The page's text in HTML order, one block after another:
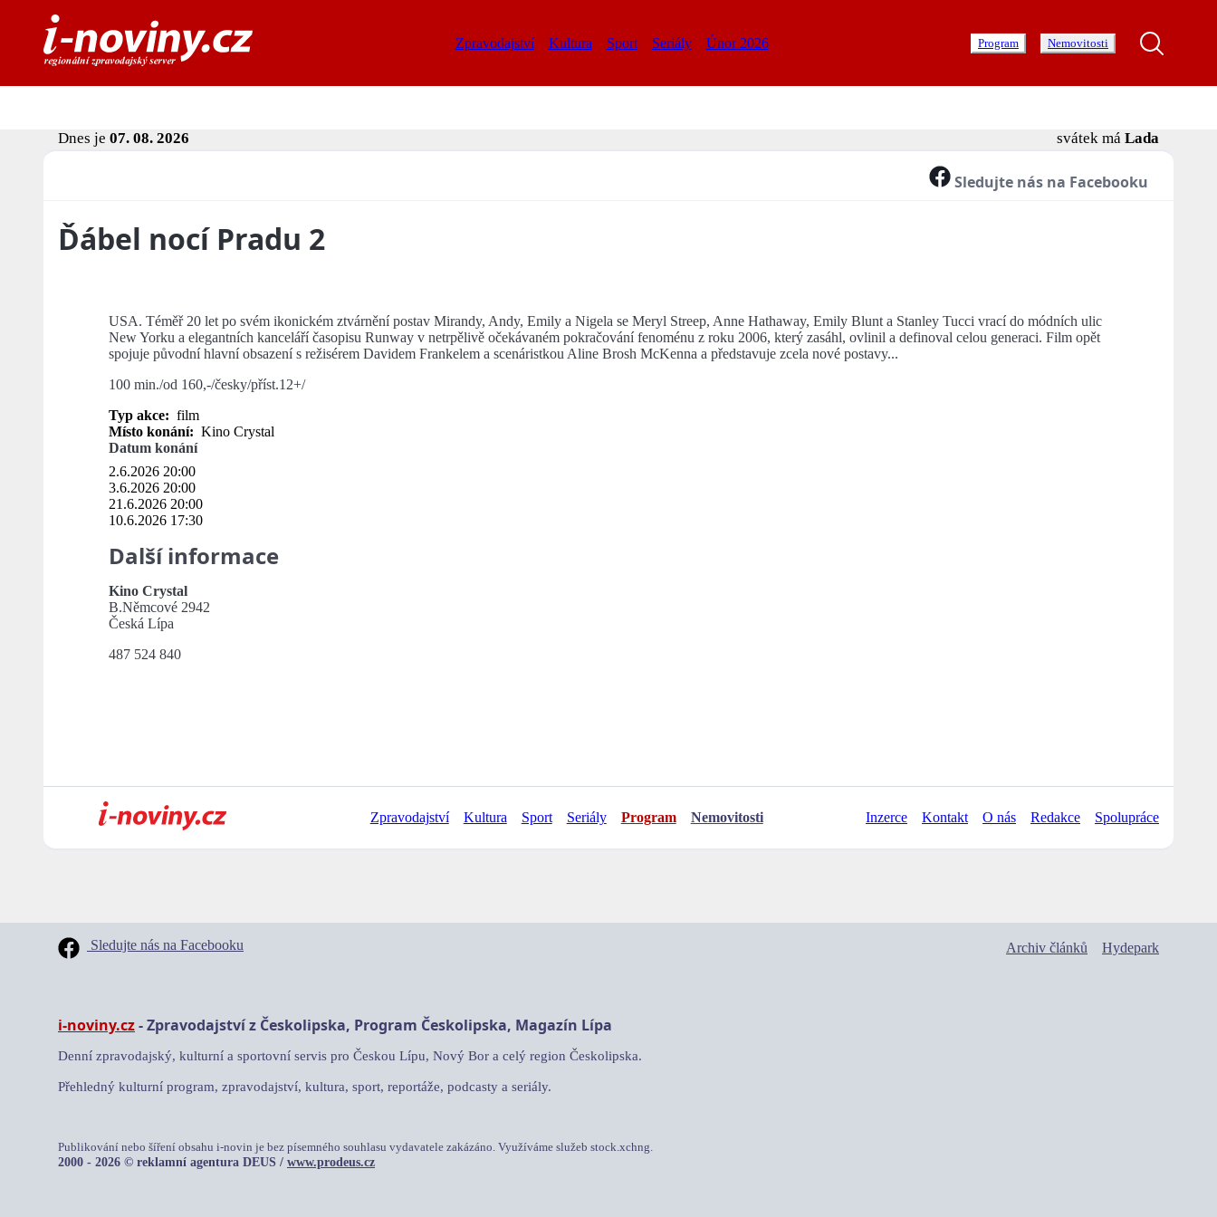
Zpravodajství Kultura Sport Seriály Únor 2026 Program Nemovitosti
Dnes je 07. 08. 2026 svátek má Lada
Sledujte nás na Facebooku
Ďábel nocí Pradu 2
USA. Téměř 20 let po svém ikonickém ztvárnění postav Mirandy, Andy, Emily a Nigela se Meryl Streep, Anne Hathaway, Emily Blunt a Stanley Tucci vrací do módních ulic
New Yorku a elegantních kanceláří časopisu Runway v netrpělivě očekávaném pokračování fenoménu z roku 2006, který zasáhl, ovlinil a definoval celou generaci. Film opět
spojuje původní hlavní obsazení s režisérem Davidem Frankelem a scenáristkou Aline Brosh McKenna a představuje zcela nové postavy...
100 min./od 160,-/česky/příst.12+/
Typ akce: film
Místo konání: Kino Crystal
Datum konání
2.6.2026 20:00
3.6.2026 20:00
21.6.2026 20:00
10.6.2026 17:30
Další informace
Kino Crystal
B.Němcové 2942
Česká Lípa
487 524 840
Zpravodajství Kultura Sport Seriály Program Nemovitosti Inzerce Kontakt O nás Redakce Spolupráce
Sledujte nás na Facebooku Archiv článků Hydepark
i-noviny.cz- Zpravodajství z Českolipska, Program Českolipska, Magazín Lípa
Denní zpravodajský, kulturní a sportovní servis pro Českou Lípu, Nový Bor a celý region Českolipska.
Přehledný kulturní program, zpravodajství, kultura, sport, reportáže, podcasty a seriály.
Publikování nebo šíření obsahu i-novin je bez písemného souhlasu vydavatele zakázáno. Využíváme služeb stock.xchng.
2000 - 2026 © reklamní agentura DEUS / www.prodeus.cz